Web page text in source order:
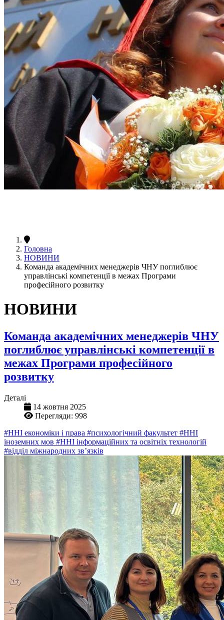
Головна
НОВИНИ
Команда академічних менеджерів ЧНУ поглиблює
управлінські компетенції в межах Програми
професійного розвитку
НОВИНИ
Команда академічних менеджерів ЧНУ
поглиблює управлінські компетенції в
межах Програми професійного
розвитку
Деталі
14 жовтня 2025
Перегляди: 998
#ННІ економіки і права #психологічний факультет #ННІ
іноземних мов #ННІ інформаційних та освітніх технологій
#відділ міжнародних зв’язків